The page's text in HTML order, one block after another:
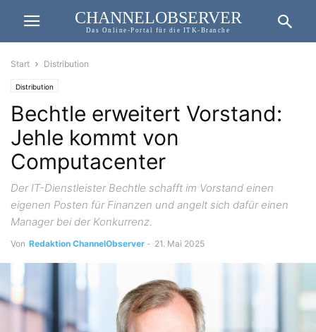
CHANNELOBSERVER
Das Online-Portal für die ITK-Branche
Start Distribution
Distribution
Bechtle erweitert Vorstand:
Jehle kommt von
Computacenter
Der IT-Dienstleister Bechtle schafft im Vorstand einen
eigenen Posten für Finanzen und angelt sich dafür einen
Manager bei der Konkurrenz.
Von Redaktion ChannelObserver - 21. Mai 2025